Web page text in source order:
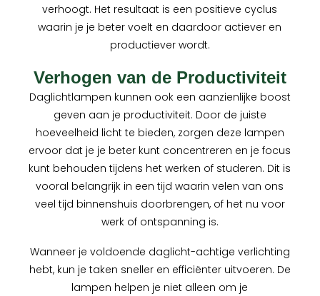
verhoogt. Het resultaat is een positieve cyclus
waarin je je beter voelt en daardoor actiever en
productiever wordt.
Verhogen van de Productiviteit
Daglichtlampen kunnen ook een aanzienlijke boost
geven aan je productiviteit. Door de juiste
hoeveelheid licht te bieden, zorgen deze lampen
ervoor dat je je beter kunt concentreren en je focus
kunt behouden tijdens het werken of studeren. Dit is
vooral belangrijk in een tijd waarin velen van ons
veel tijd binnenshuis doorbrengen, of het nu voor
werk of ontspanning is.
Wanneer je voldoende daglicht-achtige verlichting
hebt, kun je taken sneller en efficiënter uitvoeren. De
lampen helpen je niet alleen om je